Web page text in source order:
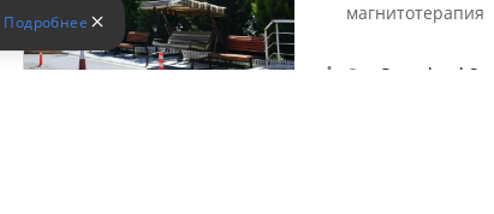
магнитотерапия
2 Standard 2-
Подробнее